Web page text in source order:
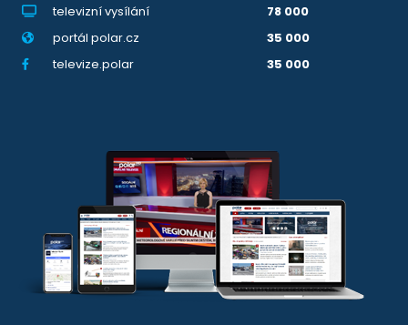
televizní vysílání
78 000
portál polar.cz
35 000
televize.polar
35 000